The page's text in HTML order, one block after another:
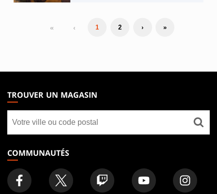
« ‹ 1 2 › »
THE
GATHERING
FOOTER
TROUVER UN MAGASIN
un
magasin
COMMUNAUTÉS